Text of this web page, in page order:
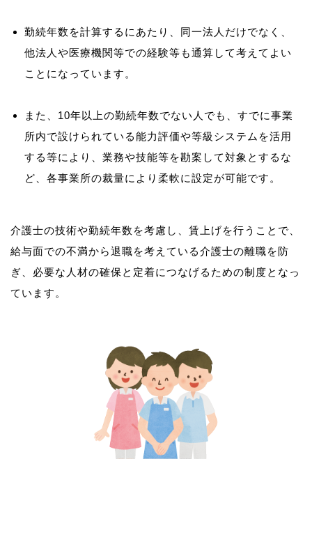
勤続年数を計算するにあたり、同一法人だけでなく、
他法人や医療機関等での経験等も通算して考えてよい
ことになっています。
また、10年以上の勤続年数でない人でも、すでに事業
所内で設けられている能力評価や等級システムを活用
する等により、業務や技能等を勘案して対象とするな
ど、各事業所の裁量により柔軟に設定が可能です。
介護士の技術や勤続年数を考慮し、賃上げを行うことで、
給与面での不満から退職を考えている介護士の離職を防
ぎ、必要な人材の確保と定着につなげるための制度となっ
ています。